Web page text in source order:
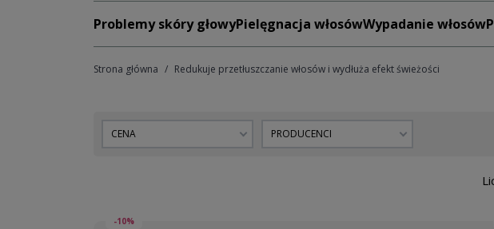
Problemy skóry głowyPielęgnacja włosówWypadanie włosów
Strona główna Redukuje przetłuszczanie włosów i wydłuża efekt świeżości
CENA PRODUCENCI
-10%